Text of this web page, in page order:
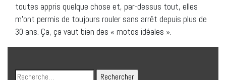
toutes appris quelque chose et, par-dessus tout, elles
m’ont permis de toujours rouler sans arrêt depuis plus de
30 ans. Ça, ça vaut bien des « motos idéales ».